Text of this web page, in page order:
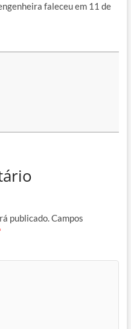
faleceu em 11 de
publicado. Campos